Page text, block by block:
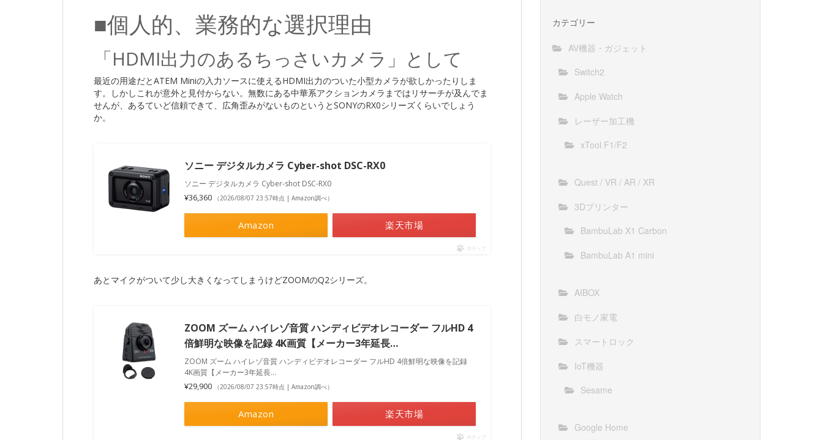
■個人的、業務的な選択理由
「HDMI出力のあるちっさいカメラ」として
最近の用途だとATEM Miniの入力ソースに使えるHDMI出力のついた小型カメラが欲しかったりしま
す。しかしこれが意外と見付からない。無数にある中華系アクションカメラまではリサーチが及んでま
せんが、あるていど信頼できて、広角歪みがないものというとSONYのRX0シリーズくらいでしょう
か。
ソニー デジタルカメラ Cyber-shot DSC-RX0
ソニー デジタルカメラ Cyber-shot DSC-RX0
¥36,360 （2026/08/07 23:57時点 | Amazon調べ）
Amazon 楽天市場
ポチップ
あとマイクがついて少し大きくなってしまうけどZOOMのQ2シリーズ。
ZOOM ズーム ハイレゾ音質 ハンディビデオレコーダー フルHD 4
倍鮮明な映像を記録 4K画質【メーカー3年延長…
ZOOM ズーム ハイレゾ音質 ハンディビデオレコーダー フルHD 4倍鮮明な映像を記録
4K画質【メーカー3年延長...
¥29,900 （2026/08/07 23:57時点 | Amazon調べ）
Amazon 楽天市場
ポチップ
カテゴリー
AV機器・ガジェット
Switch2
Apple Watch
レーザー加工機
xTool F1/F2
Quest / VR / AR / XR
3Dプリンター
BambuLab X1 Carbon
BambuLab A1 mini
AIBOX
白モノ家電
スマートロック
IoT機器
Sesame
Google Home